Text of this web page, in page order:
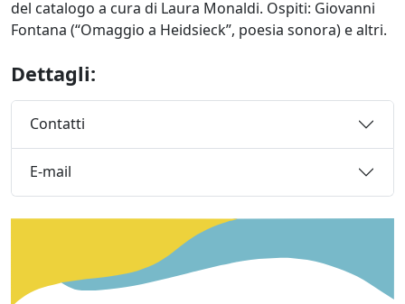
del catalogo a cura di Laura Monaldi. Ospiti: Giovanni
Fontana (“Omaggio a Heidsieck”, poesia sonora) e altri.
Dettagli:
Contatti
E-mail